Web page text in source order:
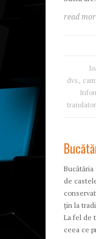
read
dvs.,
translator
de
ţin la
La fel de
ceea ce